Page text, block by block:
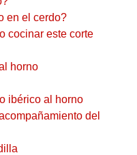
en el cerdo?
cocinar este corte
horno
ibérico al horno
del